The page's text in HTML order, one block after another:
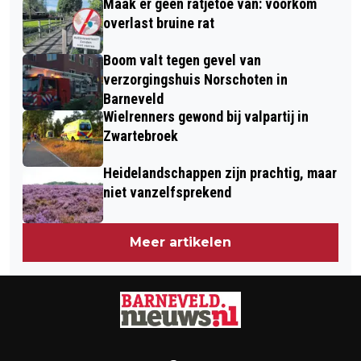
overlast bruine rat
Boom valt tegen gevel van
verzorgingshuis Norschoten in
Barneveld
Wielrenners gewond bij valpartij in
Zwartebroek
Heidelandschappen zijn prachtig, maar
niet vanzelfsprekend
Meer artikelen